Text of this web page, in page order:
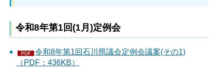
令和8年第1回(1月)定例会
令和8年第1回石川県議会定例会議案(その1)
（PDF：436KB）